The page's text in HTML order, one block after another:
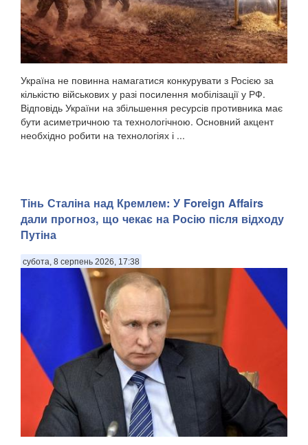
Україна не повинна намагатися конкурувати з Росією за
кількістю військових у разі посилення мобілізації у РФ.
Відповідь України на збільшення ресурсів противника має
бути асиметричною та технологічною. Основний акцент
необхідно робити на технологіях і ...
Тінь Сталіна над Кремлем: У Foreign Affairs
дали прогноз, що чекає на Росію після відходу
Путіна
субота, 8 серпень 2026, 17:38